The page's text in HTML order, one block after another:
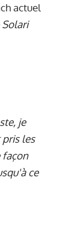
actuel
Solari
je
les
façon
ce